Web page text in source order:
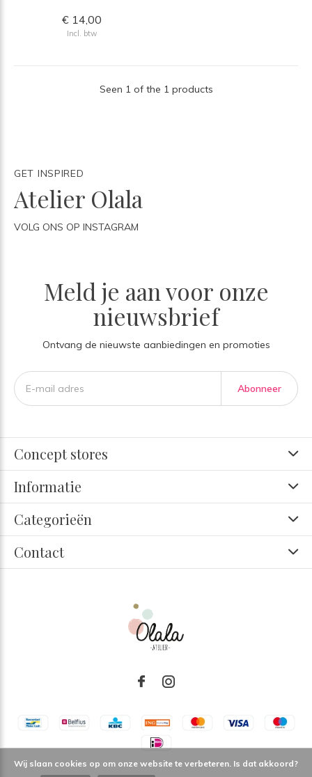
€ 14,00
Incl. btw
Seen 1 of the 1 products
GET INSPIRED
Atelier Olala
VOLG ONS OP INSTAGRAM
Meld je aan voor onze
nieuwsbrief
Ontvang de nieuwste aanbiedingen en promoties
Abonneer
Concept stores
Informatie
Categorieën
Contact
Wij slaan cookies op om onze website te verbeteren. Is dat akkoord?